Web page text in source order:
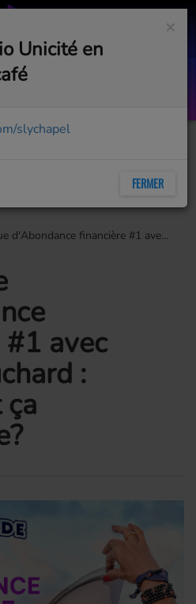
financière #1 avec Lucie Bouchard : Comment ça fonctionne?
avec
:
×
Unicité en
slychapel
FERMER